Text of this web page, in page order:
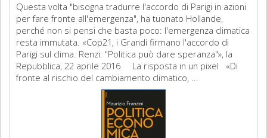
Questa volta "bisogna tradurre l'accordo di Parigi in azioni
per fare fronte all'emergenza", ha tuonato Hollande,
perché non si pensi che basta poco: l'emergenza climatica
resta immutata. «Cop21, i Grandi firmano l'accordo di
Parigi sul clima. Renzi: "Politica può dare speranza"», la
Repubblica, 22 aprile 2016 La risposta in un pixel «Di
fronte al rischio del cambiamento climatico, ...